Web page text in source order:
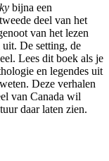
bijna een
deel van het
van het lezen
De setting, de
Lees dit boek als je
en legendes uit
Deze verhalen
van Canada wil
daar laten zien.